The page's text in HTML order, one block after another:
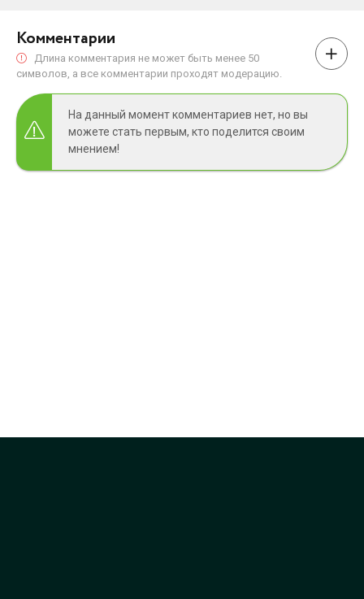
Комментарии
Длина комментария не может быть менее 50
символов, а все комментарии проходят модерацию.
На данный момент комментариев нет, но вы
можете стать первым, кто поделится своим
мнением!